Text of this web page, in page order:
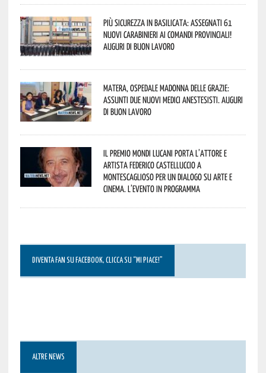
Più sicurezza in Basilicata: assegnati 61
nuovi Carabinieri ai Comandi provinciali!
Auguri di buon lavoro
Matera, Ospedale Madonna delle Grazie:
assunti due nuovi medici anestesisti. Auguri
di buon lavoro
Il Premio Mondi Lucani porta l’attore e
artista Federico Castelluccio a
Montescaglioso per un dialogo su arte e
cinema. L’evento in programma
DIVENTA FAN SU FACEBOOK, CLICCA SU “MI PIACE!”
ALTRE NEWS